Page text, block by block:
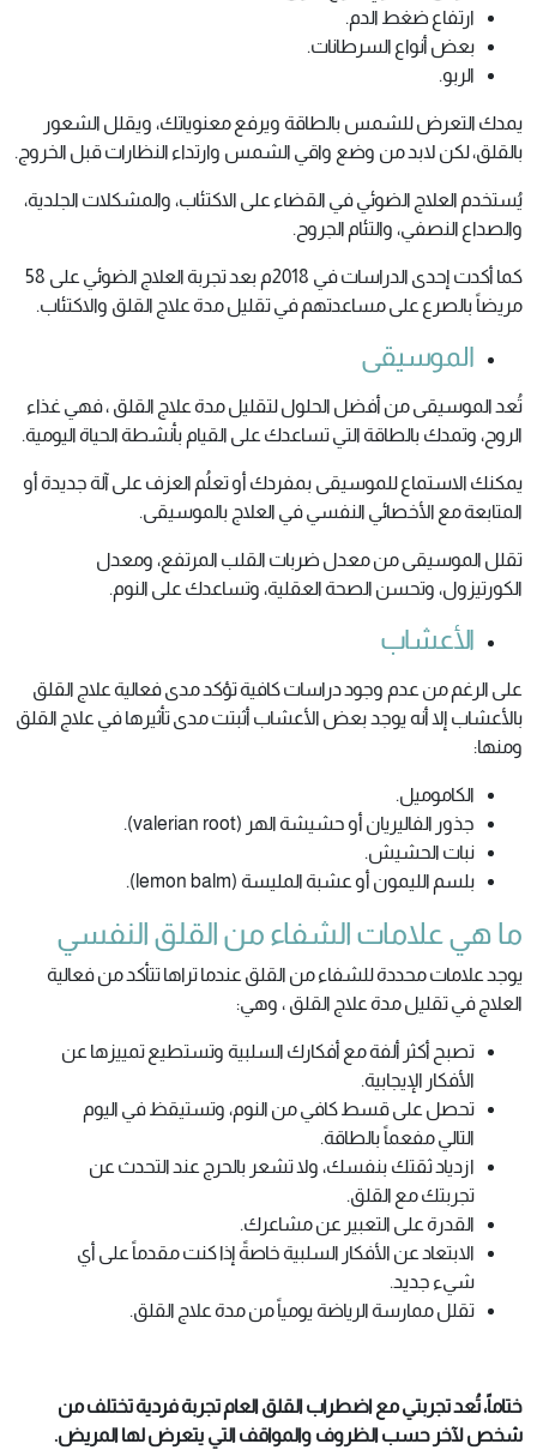
ارتفاع ضغط الدم.
بعض أنواع السرطانات.
الربو.
يمدك التعرض للشمس بالطاقة ويرفع معنوياتك، ويقلل الشعور
بالقلق، لكن لابد من وضع واقي الشمس وارتداء النظارات قبل الخروج.
يُستخدم العلاج الضوئي في القضاء على الاكتئاب، والمشكلات الجلدية،
والصداع النصفي، والتئام الجروح.
كما أكدت إحدى الدراسات في 2018م بعد تجربة العلاج الضوئي على 58
مريضاً بالصرع على مساعدتهم في تقليل مدة علاج القلق والاكتئاب.
الموسيقى
تُعد الموسيقى من أفضل الحلول لتقليل مدة علاج القلق ، فهي غذاء
الروح، وتمدك بالطاقة التي تساعدك على القيام بأنشطة الحياة اليومية.
يمكنك الاستماع للموسيقى بمفردك أو تعلُم العزف على آلة جديدة أو
المتابعة مع الأخصائي النفسي في العلاج بالموسيقى.
تقلل الموسيقى من معدل ضربات القلب المرتفع، ومعدل
الكورتيزول، وتحسن الصحة العقلية، وتساعدك على النوم.
الأعشاب
على الرغم من عدم وجود دراسات كافية تؤكد مدى فعالية علاج القلق
بالأعشاب إلا أنه يوجد بعض الأعشاب أثبتت مدى تأثيرها في علاج القلق
ومنها:
الكاموميل.
جذور الفاليريان أو حشيشة الهر (valerian root).
نبات الحشيش.
بلسم الليمون أو عشبة المليسة (lemon balm).
ما هي علامات الشفاء من القلق النفسي
يوجد علامات محددة للشفاء من القلق عندما تراها تتأكد من فعالية
العلاج في تقليل مدة علاج القلق ، وهي:
تصبح أكثر ألفة مع أفكارك السلبية وتستطيع تمييزها عن
الأفكار الإيجابية.
تحصل على قسط كافي من النوم، وتستيقظ في اليوم
التالي مفعماً بالطاقة.
ازدياد ثقتك بنفسك، ولا تشعر بالحرج عند التحدث عن
تجربتك مع القلق.
القدرة على التعبير عن مشاعرك.
الابتعاد عن الأفكار السلبية خاصةً إذا كنت مقدماً على أي
شيء جديد.
تقلل ممارسة الرياضة يومياً من مدة علاج القلق.
ختاماً، تُعد تجربتي مع اضطراب القلق العام تجربة فردية تختلف من
شخص لآخر حسب الظروف والمواقف التي يتعرض لها المريض.